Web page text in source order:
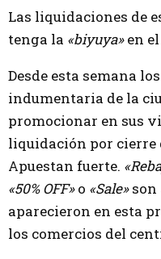
Las liquidaciones de
tenga la «biyuya»en
Desde esta semana los
indumentaria de la
promocionar en sus
liquidación por cierre
Apuestan fuerte.
«50% OFF»o «Sale»son
aparecieron en esta
los comercios del